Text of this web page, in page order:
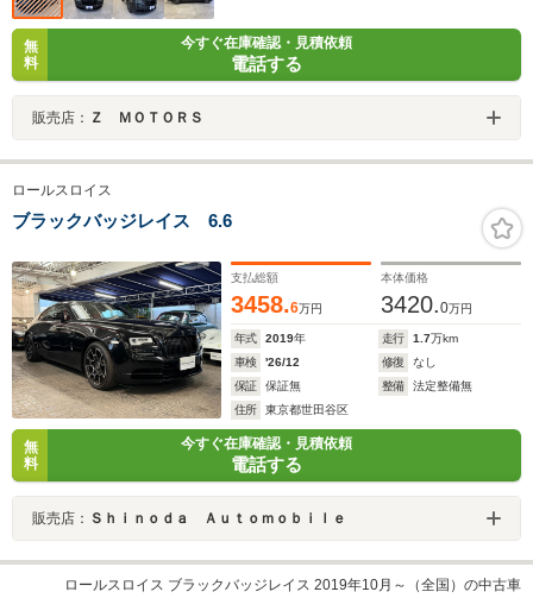
無
料
今すぐ在庫確認・見積依頼
電話する
販売店： Ｚ ＭＯＴＯＲＳ
ロールスロイス
ブラックバッジレイス 6.6
支払総額
3458.6万円
本体価格
3420.0万円
年式 2019年 走行 1.7万km
車検
'26/12 修復
なし
保証
保証無 整備
法定整備無
住所
東京都世田谷区
無
料
今すぐ在庫確認・見積依頼
電話する
販売店： Ｓｈｉｎｏｄａ Ａｕｔｏｍｏｂｉｌｅ
ロールスロイス ブラックバッジレイス 2019年10月～（全国）の中古車